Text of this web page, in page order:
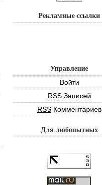
Рекламные ссылки
Управление
Войти
RSSЗаписей
RSSКомментариев
Для любопытных